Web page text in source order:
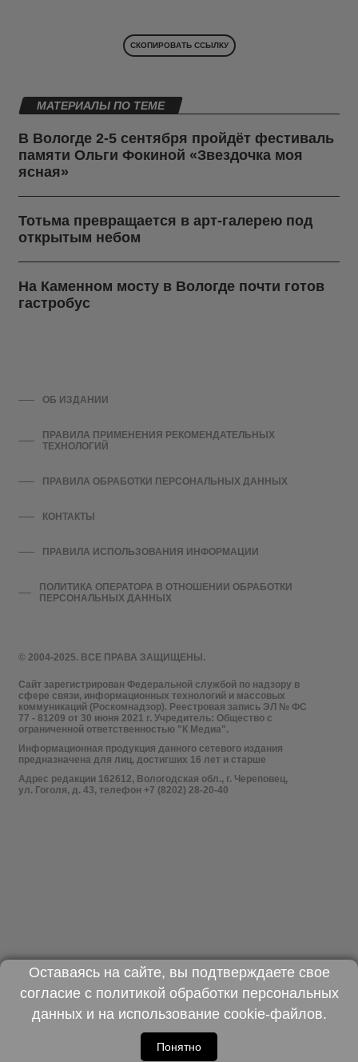
СКОПИРОВАТЬ ССЫЛКУ
МАТЕРИАЛЫ ПО ТЕМЕ
В Вологде 2-5 сентября пройдёт фестиваль
памяти Ольги Фокиной «Звездочка моя
ясная»
Тотьма превращается в арт-галерею под
открытым небом
На Каменном мосту в Вологде почти готов
гастробус
© 2004-2025. ВСЕ ПРАВА ЗАЩИЩЕНЫ.
Сайт зарегистрирован Федеральной службой по надзору в
сфере связи, информационных технологий и массовых
коммуникаций (Роскомнадзор). Реестровая запись ЭЛ № ФС
77 - 81209 от 30 июня 2021 г. Учредитель: Общество с
ограниченной ответственностью "К Медиа".
Информационная продукция данного сетевого издания
предназначена для лиц, достигших 16 лет и старше
Адрес редакции 162612, Вологодская обл., г. Череповец,
ул. Гоголя, д. 43, телефон +7 (8202) 28-20-40
ОБ ИЗДАНИИ
ПРАВИЛА ПРИМЕНЕНИЯ РЕКОМЕНДАТЕЛЬНЫХ
ТЕХНОЛОГИЙ
ПРАВИЛА ОБРАБОТКИ ПЕРСОНАЛЬНЫХ ДАННЫХ
КОНТАКТЫ
ПРАВИЛА ИСПОЛЬЗОВАНИЯ ИНФОРМАЦИИ
ПОЛИТИКА ОПЕРАТОРА В ОТНОШЕНИИ ОБРАБОТКИ
ПЕРСОНАЛЬНЫХ ДАННЫХ
Оставаясь на сайте, вы подтверждаете свое
согласие с политикой обработки персональных
данныхи на использование cookie-файлов.
Понятно